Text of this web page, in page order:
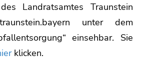
Landratsamtes Traunstein
unter dem
einsehbar. Sie
klicken.